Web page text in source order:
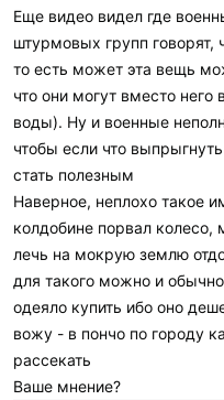
Еще видео видел где
штурмовых групп говорят,
то есть может эта вещь
что они могут вместо него
воды). Ну и военные
чтобы если что
стать полезным
Наверное, неплохо такое
колдобине порвал
лечь на мокрую землю
для такого можно и
одеяло купить ибо оно
вожу - в пончо по городу
рассекать
Ваше мнение?